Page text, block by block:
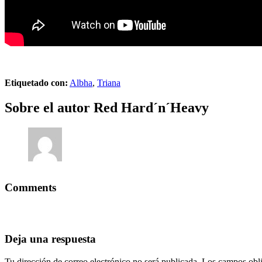
Etiquetado con: Albha, Triana
Sobre el autor Red Hard´n´Heavy
Comments
Deja una respuesta